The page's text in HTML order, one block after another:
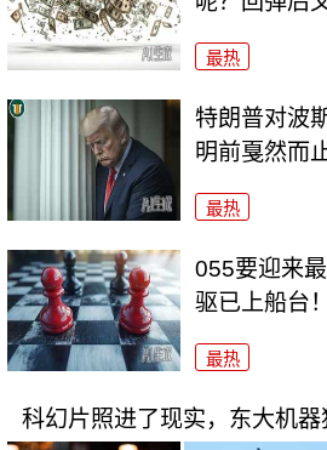
最热
特朗普对波
明前戛然而
最热
055要迎来
驱已上船台！
最热
科幻片照进了现实，东大机器